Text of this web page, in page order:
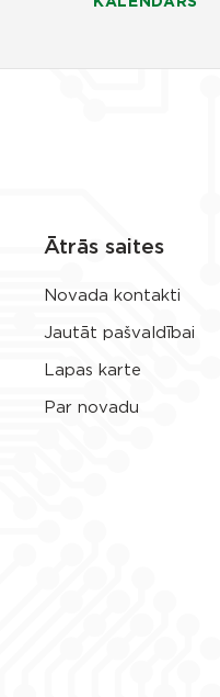
Ātrās saites
Novada kontakti
Jautāt pašvaldībai
Lapas karte
Par novadu